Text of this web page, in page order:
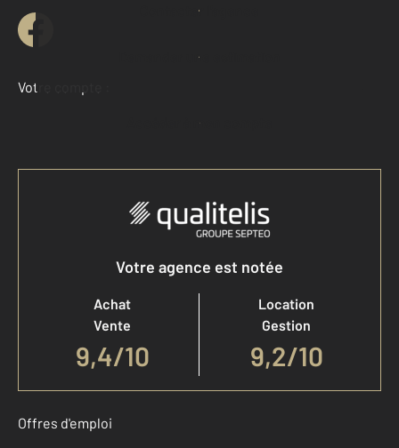
Contacter l'agence
Demander une estimation
Votre compte :
Accéder à mon compte
Votre agence est notée
Achat
Vente
9,4/10
Location
Gestion
9,2/10
Offres d'emploi